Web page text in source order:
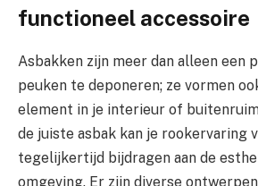
functioneel accessoire
Asbakken zijn meer dan alleen een
peuken te deponeren; ze vormen
element in je interieur of
de juiste asbak kan je rookervaring
tegelijkertijd bijdragen aan de
omgeving. Er zijn diverse